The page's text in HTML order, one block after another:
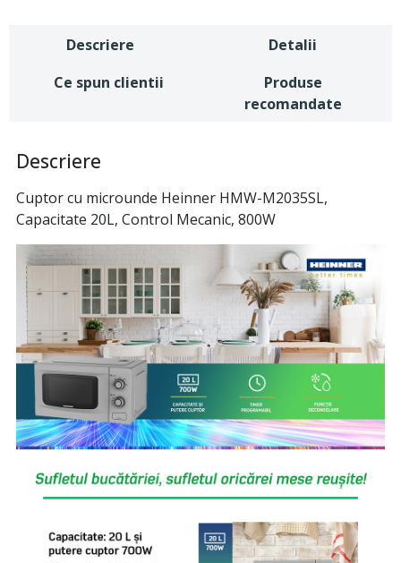
Descriere
Detalii
Ce spun clientii
Produse
recomandate
Descriere
Cuptor cu microunde Heinner HMW-M2035SL,
Capacitate 20L, Control Mecanic, 800W